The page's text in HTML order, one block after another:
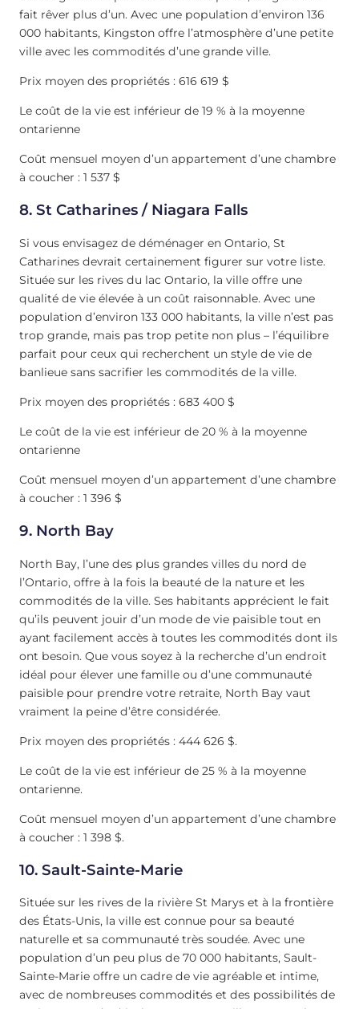
fait rêver plus d’un. Avec une population d’environ 136
000 habitants, Kingston offre l’atmosphère d’une petite
ville avec les commodités d’une grande ville.
Prix moyen des propriétés : 616 619 $
Le coût de la vie est inférieur de 19 % à la moyenne
ontarienne
Coût mensuel moyen d’un appartement d’une chambre
à coucher : 1 537 $
8. St Catharines / Niagara Falls
Si vous envisagez de déménager en Ontario, St
Catharines devrait certainement figurer sur votre liste.
Située sur les rives du lac Ontario, la ville offre une
qualité de vie élevée à un coût raisonnable. Avec une
population d’environ 133 000 habitants, la ville n’est pas
trop grande, mais pas trop petite non plus – l’équilibre
parfait pour ceux qui recherchent un style de vie de
banlieue sans sacrifier les commodités de la ville.
Prix moyen des propriétés : 683 400 $
Le coût de la vie est inférieur de 20 % à la moyenne
ontarienne
Coût mensuel moyen d’un appartement d’une chambre
à coucher : 1 396 $
9. North Bay
North Bay, l’une des plus grandes villes du nord de
l’Ontario, offre à la fois la beauté de la nature et les
commodités de la ville. Ses habitants apprécient le fait
qu’ils peuvent jouir d’un mode de vie paisible tout en
ayant facilement accès à toutes les commodités dont ils
ont besoin. Que vous soyez à la recherche d’un endroit
idéal pour élever une famille ou d’une communauté
paisible pour prendre votre retraite, North Bay vaut
vraiment la peine d’être considérée.
Prix moyen des propriétés : 444 626 $.
Le coût de la vie est inférieur de 25 % à la moyenne
ontarienne.
Coût mensuel moyen d’un appartement d’une chambre
à coucher : 1 398 $.
10. Sault-Sainte-Marie
Située sur les rives de la rivière St Marys et à la frontière
des États-Unis, la ville est connue pour sa beauté
naturelle et sa communauté très soudée. Avec une
population d’un peu plus de 70 000 habitants, Sault-
Sainte-Marie offre un cadre de vie agréable et intime,
avec de nombreuses commodités et des possibilités de